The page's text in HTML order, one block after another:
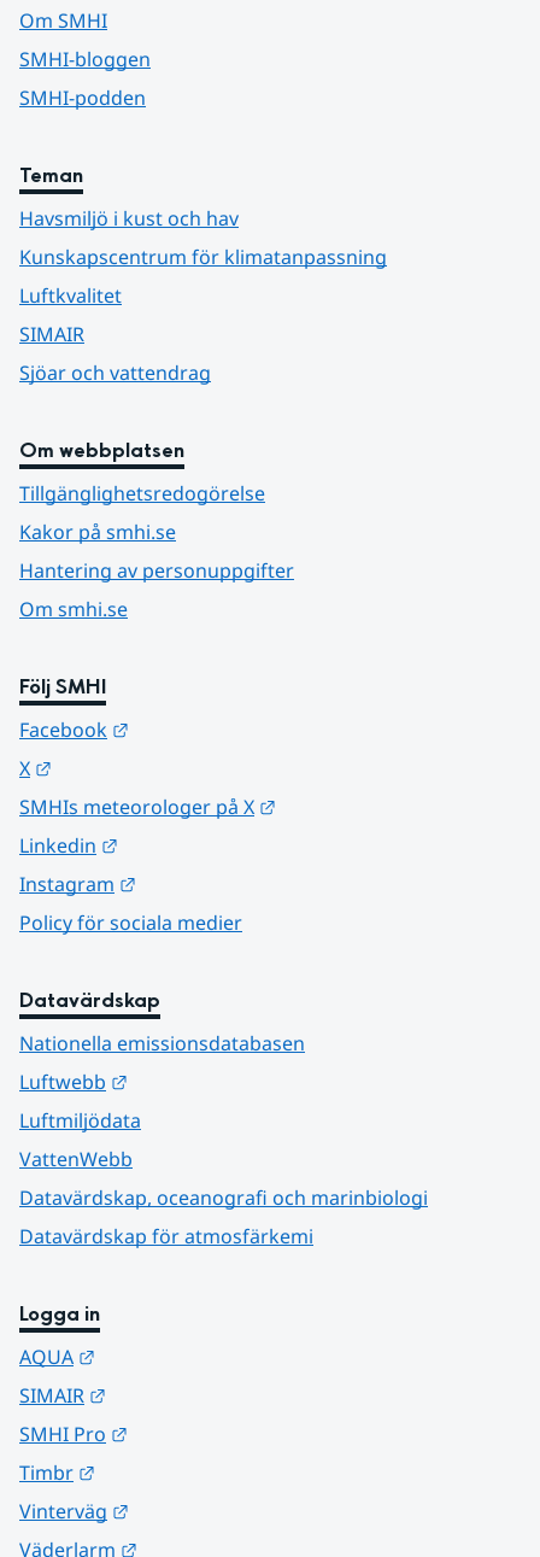
Om SMHI
SMHI-bloggen
SMHI-podden
Teman
Havsmiljö i kust och hav
Kunskapscentrum för klimatanpassning
Luftkvalitet
SIMAIR
Sjöar och vattendrag
Om webbplatsen
Tillgänglighetsredogörelse
Kakor på smhi.se
Hantering av personuppgifter
Om smhi.se
Följ SMHI
Facebook
X
SMHIs meteorologer på X
Linkedin
Instagram
Policy för sociala medier
Datavärdskap
Nationella emissionsdatabasen
Luftwebb
Luftmiljödata
VattenWebb
Datavärdskap, oceanografi och marinbiologi
Datavärdskap för atmosfärkemi
Logga in
AQUA
SIMAIR
SMHI Pro
Timbr
Vinterväg
Väderlarm